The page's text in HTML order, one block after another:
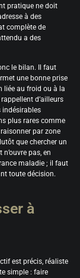
pratique ne doit
à des
complète de
a des
le bilan. Il faut
une bonne prise
liée au froid ou à la
d’ailleurs
indésirables
plus rares comme
par zone
que chercher un
pas, en
maladie ; il faut
toute décision.
à
est précis, réaliste
simple : faire